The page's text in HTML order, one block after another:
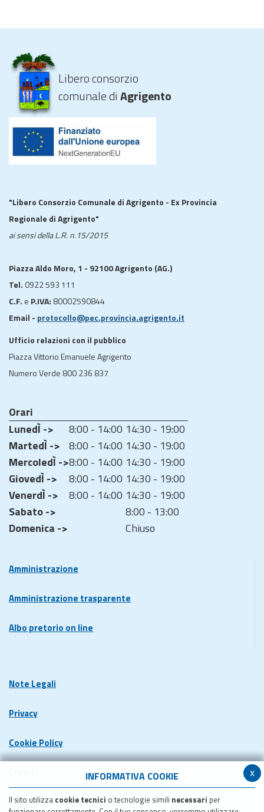
x
INFORMATIVA COOKIE
Il sito utilizza cookie tecnici o tecnologie simili necessari per
Libero consorzio
comunale diAgrigento
"Libero Consorzio Comunale di Agrigento - Ex Provincia
Regionale di Agrigento"
ai sensi della L.R. n.15/2015
Piazza Aldo Moro, 1 - 92100 Agrigento (AG.)
Tel. 0922 593 111
C.F. e P.IVA: 80002590844
Email - protocollo@pec.provincia.agrigento.it
Ufficio relazioni con il pubblico
Piazza Vittorio Emanuele Agrigento
Numero Verde 800 236 837
Orari
LunedÌ ->
8:00 - 14:00 14:30 - 19:00
MartedÌ -> 8:00 - 14:00 14:30 - 19:00
MercoledÌ ->8:00 - 14:00 14:30 - 19:00
GiovedÌ ->
8:00 - 14:00 14:30 - 19:00
VenerdÌ ->
8:00 - 14:00 14:30 - 19:00
Sabato ->
8:00 - 13:00
Domenica ->
Chiuso
Amministrazione
Amministrazione trasparente
Albo pretorio on line
Note Legali
Privacy
Cookie Policy
Dichiarazione di accessibilita'